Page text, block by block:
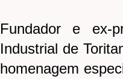
Fundador e ex-
Industrial de
homenagem